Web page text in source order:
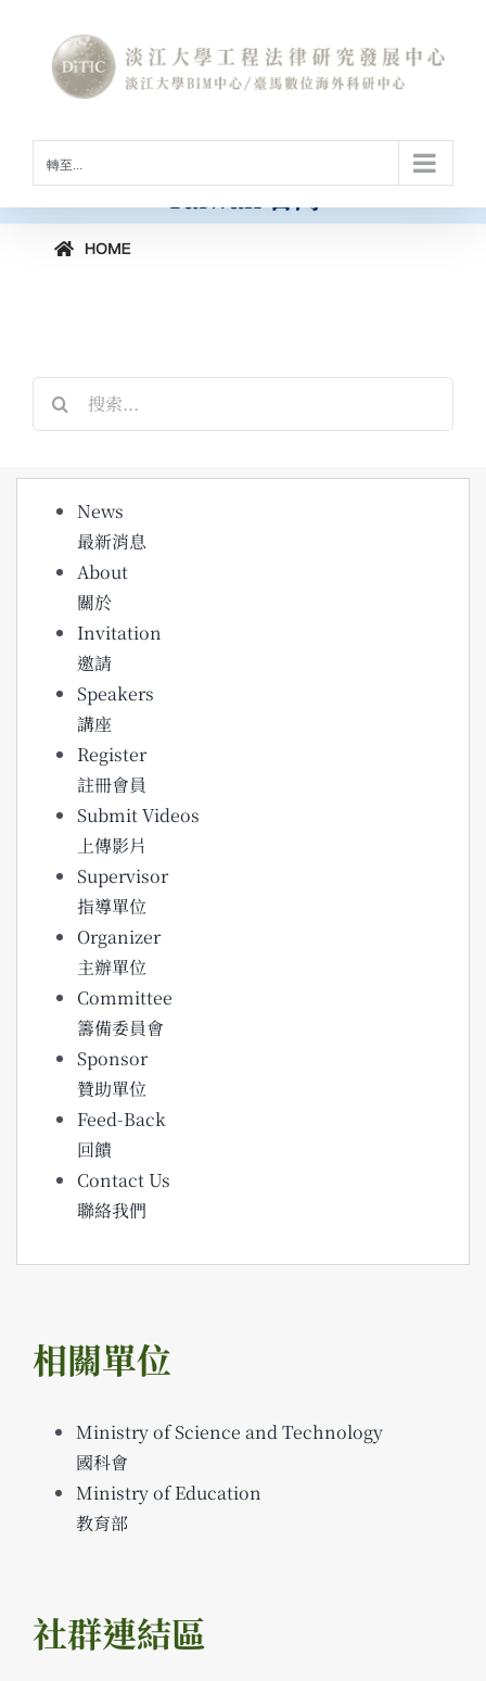
content
轉至...
[horizontal-scrolling group=”GROUP2″]
International Conference on
Construction Law and Digital
Technology
工程法律與數位科技國際研討會
Taiwan 台灣
果：
News
最新消息
About
關於
Invitation
邀請
Speakers
講座
Register
註冊會員
Submit Videos
上傳影片
Supervisor
指導單位
Organizer
主辦單位
Committee
籌備委員會
Sponsor
贊助單位
Feed-Back
回饋
Contact Us
聯絡我們
相關單位
Ministry of Science and Technology
國科會
Ministry of Education
教育部
社群連結區